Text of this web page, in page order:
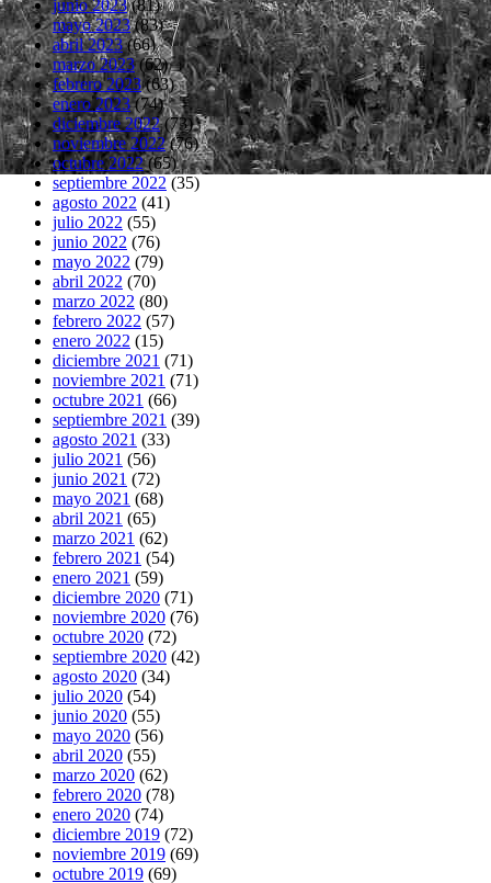
junio 2023(81)
mayo 2023(83)
abril 2023(66)
marzo 2023(62)
febrero 2023(63)
enero 2023(74)
diciembre 2022(73)
noviembre 2022(76)
octubre 2022(65)
septiembre 2022 (35)
agosto 2022 (41)
julio 2022 (55)
junio 2022 (76)
mayo 2022 (79)
abril 2022 (70)
marzo 2022 (80)
febrero 2022 (57)
enero 2022 (15)
diciembre 2021 (71)
noviembre 2021 (71)
octubre 2021 (66)
septiembre 2021 (39)
agosto 2021 (33)
julio 2021 (56)
junio 2021 (72)
mayo 2021 (68)
abril 2021 (65)
marzo 2021 (62)
febrero 2021 (54)
enero 2021 (59)
diciembre 2020 (71)
noviembre 2020 (76)
octubre 2020 (72)
septiembre 2020 (42)
agosto 2020 (34)
julio 2020 (54)
junio 2020 (55)
mayo 2020 (56)
abril 2020 (55)
marzo 2020 (62)
febrero 2020 (78)
enero 2020 (74)
diciembre 2019 (72)
noviembre 2019 (69)
octubre 2019 (69)